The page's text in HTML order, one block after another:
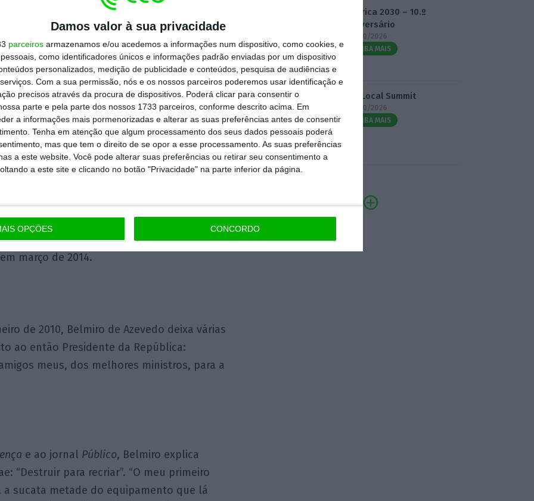
Damos valor à sua privacidade
parceiros armazenamos e/ou acedemos a informações num dispositivo, como cookies, e
como identificadores únicos e informações padrão enviadas por um dispositivo
personalizados, medição de publicidade e conteúdos, pesquisa de audiências e
Com a sua permissão, nós e os nossos parceiros poderemos usar identificação e
precisos através da procura de dispositivos. Poderá clicar para consentir o
parte e pela parte dos nossos 1733 parceiros, conforme descrito acima. Em
a informações mais pormenorizadas e alterar as suas preferências antes de consentir
Tenha em atenção que algum processamento dos seus dados pessoais poderá
mas que tem o direito de se opor a esse processamento. As suas preferências
a este website. Você pode alterar suas preferências ou retirar seu consentimento a
a este site e clicando no botão "Privacidade" na parte inferior da página.
OPÇÕES CONCORDO
em Portugal como muitos países têm. É
corrige porque não há informação”. Em
pelaTSF, que Portugal não tem uma
implementa e apontava para “navegação à
as empresas era o tema em destaque.
sou exigente para os mandriões. Se
problemas”. Estas foram as palavras de
Prémio Inspiração, atribuído peloJornal de
março de 2014.
de 2010, Belmiro de Azevedo deixa várias
ao então Presidente da República:
meus, dos melhores ministros, para a
e ao jornal Público, Belmiro explica
“Destruir para recriar”. “O meu primeiro
sucata metade do equipamento que lá
Fábrica 2030 – 10.º
Aniversário
14/10/2026
SAIBA MAIS
3.º Local Summit
07/10/2026
SAIBA MAIS